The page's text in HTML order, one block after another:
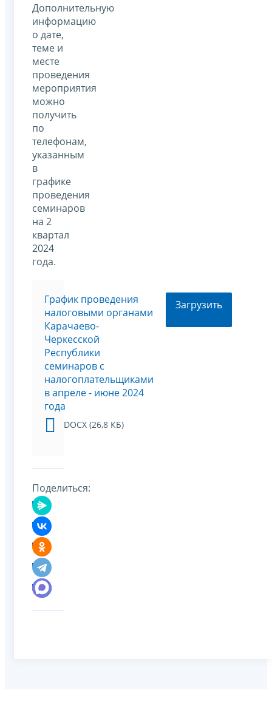
Дополнительную
информацию
о дате,
теме и
месте
проведения
мероприятия
можно
получить
по
телефонам,
указанным
в
графике
проведения
семинаров
на 2
квартал
2024
года.
График проведения
налоговыми органами
Карачаево-
Черкесской
Республики
семинаров с
налогоплательщиками
в апреле - июне 2024
года
DOCX (26,8 КБ)
Загрузить
Поделиться: